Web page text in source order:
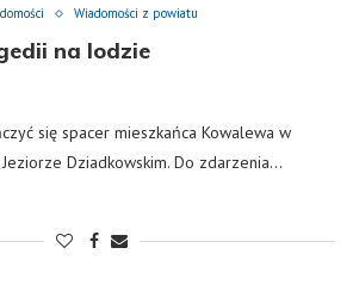
Wiadomości z powiatu
na lodzie
się spacer mieszkańca Kowalewa w
Dziadkowskim. Do zdarzenia…